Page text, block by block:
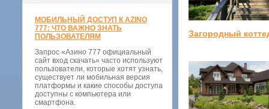
МОБИЛЬНЫЙ ДОСТУП К AZINO
777: ЧТО ВАЖНО ЗНАТЬ
ПОЛЬЗОВАТЕЛЯМ
Запрос «Азино 777 официальный
сайт вход скачать» часто используют
пользователи, которые хотят узнать,
существует ли мобильная версия
платформы и какие способы доступа
доступны с компьютера или
смартфона.
Загородный